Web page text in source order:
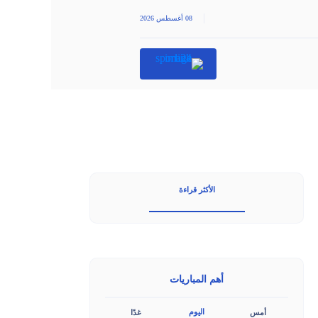
08 أغسطس 2026
الأكثر قراءة
أهم المباريات
أمس اليوم غدًا